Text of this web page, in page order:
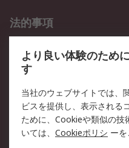
法的事項
クッキーポリシー
RSについて
会社概要
プレスリリース＆お知ら
より良い体験のため
す
当社のウェブサイトでは、
ビスを提供し、表示される
ために、Cookieや類似の技
いては、 Cookieポリシ ーを